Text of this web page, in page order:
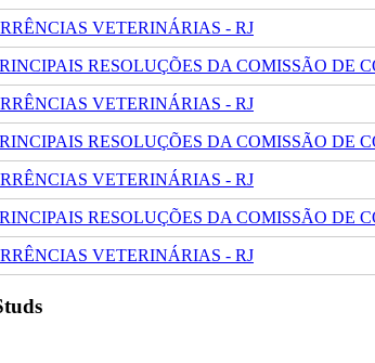
VETERINÁRIAS - RJ
RESOLUÇÕES DA COMISSÃO DE
VETERINÁRIAS - RJ
RESOLUÇÕES DA COMISSÃO DE
VETERINÁRIAS - RJ
RESOLUÇÕES DA COMISSÃO DE
VETERINÁRIAS - RJ